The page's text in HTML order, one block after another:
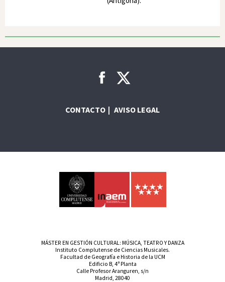
CONTACTO AVISO LEGAL
MÁSTER EN GESTIÓN CULTURAL: MÚSICA, TEATRO Y DANZA
Instituto Complutense de Ciencias Musicales.
Facultad de Geografía e Historia de la UCM
Edificio B, 4ª Planta
Calle Profesor Aranguren, s/n
Madrid, 28040